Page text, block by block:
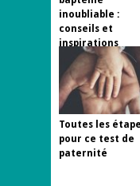
inoubliable :
conseils et
inspirations
Toutes les
pour ce test de
paternité